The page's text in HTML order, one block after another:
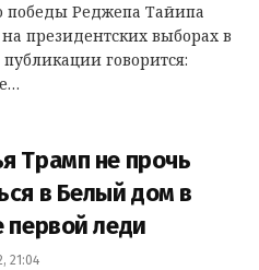
победы Реджепа Тайипа
президентских выборах в
говорится:
Трамп не прочь
в Белый дом в
первой леди
21:04